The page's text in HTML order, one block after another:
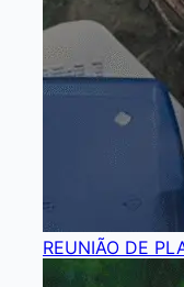
REUNIÃO DE